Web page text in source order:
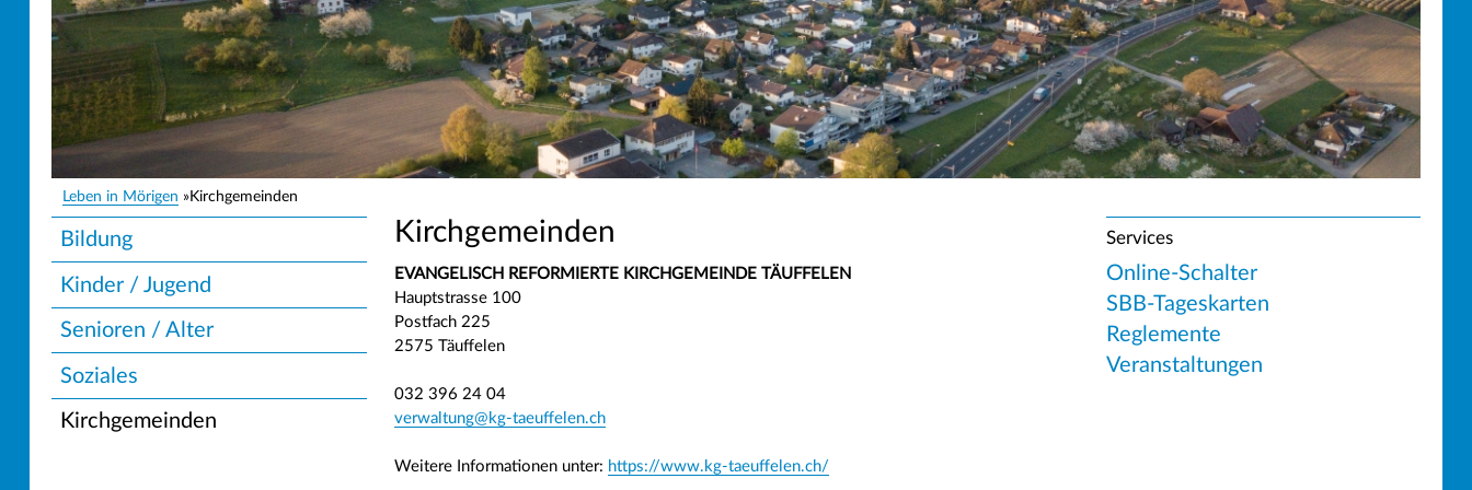
Pfadnavigation
Leben in Mörigen Kirchgemeinden
Kirchgemeinden
EVANGELISCH REFORMIERTE KIRCHGEMEINDE TÄUFFELEN
Hauptstrasse 100
Postfach 225
2575 Täuffelen
032 396 24 04
verwaltung@kg-taeuffelen.ch
Weitere Informationen unter: https://www.kg-taeuffelen.ch/
Unternavigation
Bildung
Kinder / Jugend
Senioren / Alter
Soziales
Kirchgemeinden
Services
Online-Schalter
SBB-Tageskarten
Reglemente
Veranstaltungen